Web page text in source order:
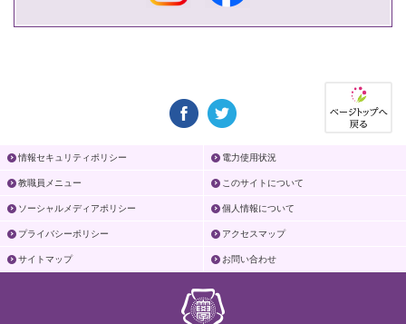
情報セキュリティポリシー 電力使用状況
教職員メニュー このサイトについて
ソーシャルメディアポリシー 個人情報について
プライバシーポリシー アクセスマップ
サイトマップ お問い合わせ